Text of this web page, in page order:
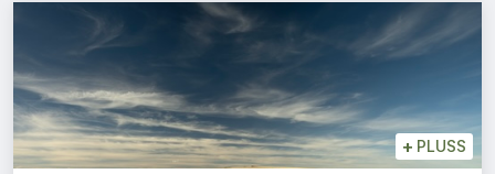
+ PLUSS